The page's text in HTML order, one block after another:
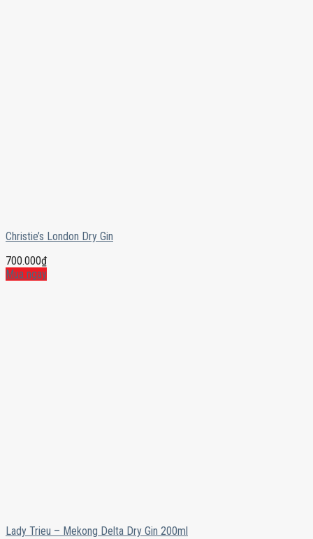
Christie’s London Dry Gin
700.000₫
Mua ngay
Lady Trieu – Mekong Delta Dry Gin 200ml